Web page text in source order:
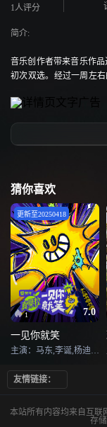
1人评分
简介:
音乐创作者带来音乐作
初次双选。经过一周左
歌曲是否
的改编，歌手与创作者
猜你喜欢
1 7.0
更新至20250418
一见你就笑
主演：马东,李诞,杨迪,徐志胜,酷藤,石凯,杨超越,王玉雯,祝绪丹,黄子弘凡,田嘉瑞,包上恩,沙一汀
友情链接：
本站所有内容均来自互联
存